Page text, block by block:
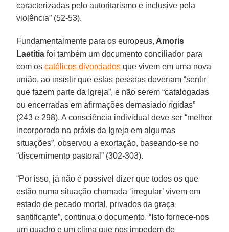
caracterizadas pelo autoritarismo e inclusive pela
violência” (52-53).
Fundamentalmente para os europeus, Amoris
Laetitia foi também um documento conciliador para
com oscatólicos divorciados que vivem em uma nova
união, ao insistir que estas pessoas deveriam “sentir
que fazem parte da Igreja”, e não serem “catalogadas
ou encerradas em afirmações demasiado rígidas”
(243 e 298). A consciência individual deve ser “melhor
incorporada na práxis da Igreja em algumas
situações”, observou a exortação, baseando-se no
“discernimento pastoral” (302-303).
“Por isso, já não é possível dizer que todos os que
estão numa situação chamada ‘irregular’ vivem em
estado de pecado mortal, privados da graça
santificante”, continua o documento. “Isto fornece-nos
um quadro e um clima que nos impedem de